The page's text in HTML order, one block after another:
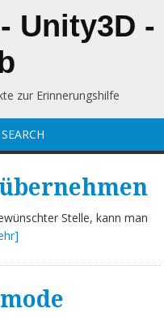
Unity3D -
zur Erinnerungshilfe
Stelle, kann man